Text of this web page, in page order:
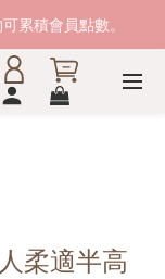
累積會員點數。
累積會員點數。
款免運。
柔適半高